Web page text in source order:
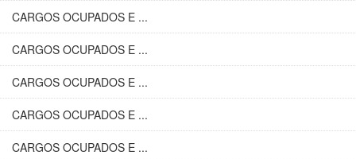
CARGOS OCUPADOS E ...
CARGOS OCUPADOS E ...
CARGOS OCUPADOS E ...
CARGOS OCUPADOS E ...
CARGOS OCUPADOS E ...